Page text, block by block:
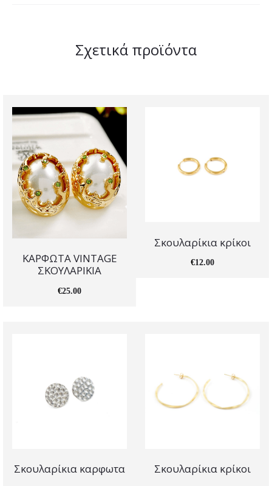
Σχετικά προϊόντα
ΚΑΡΦΩΤΑ VINTAGE
ΣΚΟΥΛΑΡΙΚΙΑ
€25.00
Σκουλαρίκια κρίκοι
€12.00
Σκουλαρίκια καρφωτα Σκουλαρίκια κρίκοι